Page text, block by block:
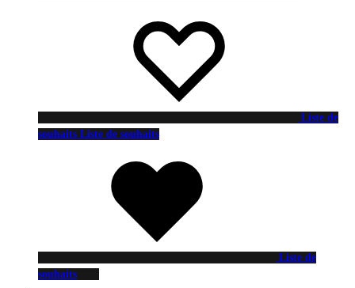
Liste de
souhaits Liste de souhaits
Liste de
souhaits